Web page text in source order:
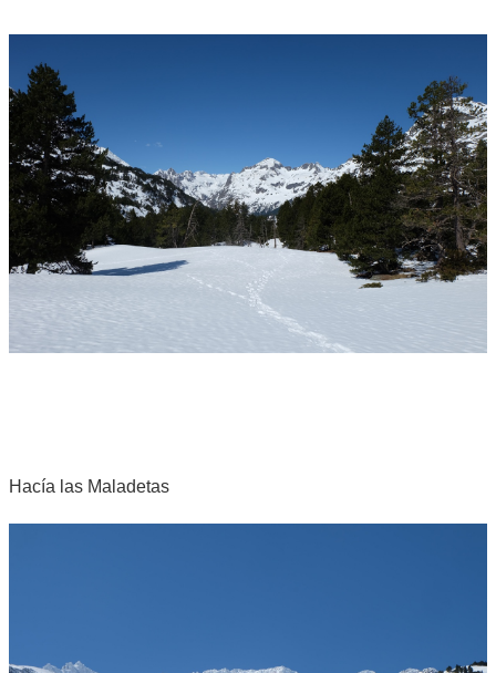
Hacía las Maladetas